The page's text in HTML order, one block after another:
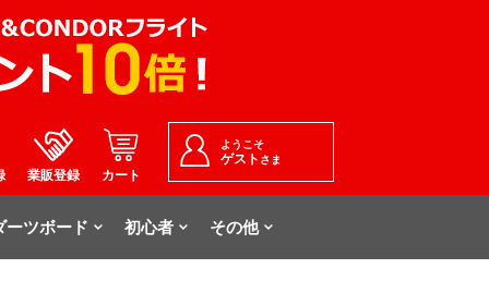
業販登録 カート
ようこそ
ゲスト さま
ーツボード 初心者 その他